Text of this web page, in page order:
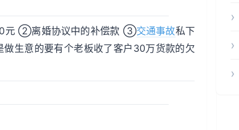
元 ②离婚协议中的补偿款 ③交通事故私下
生意的要有个老板收了客户30万货款的欠